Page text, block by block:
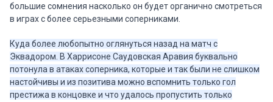
большие сомнения насколько он будет органично смотреться
в играх с более серьезными соперниками.
Куда более любопытно оглянуться назад на матч с
Эквадором. В Харрисоне Саудовская Аравия буквально
потонула в атаках соперника, которые и так были не слишком
настойчивы и из позитива можно вспомнить только гол
престижа в концовке и что удалось пропустить только